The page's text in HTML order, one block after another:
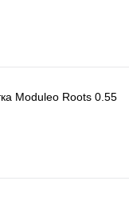
Moduleo Roots 0.55